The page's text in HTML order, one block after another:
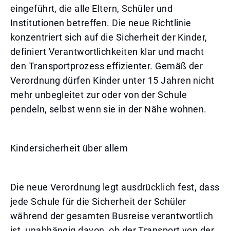
eingeführt, die alle Eltern, Schüler und
Institutionen betreffen. Die neue Richtlinie
konzentriert sich auf die Sicherheit der Kinder,
definiert Verantwortlichkeiten klar und macht
den Transportprozess effizienter. Gemäß der
Verordnung dürfen Kinder unter 15 Jahren nicht
mehr unbegleitet zur oder von der Schule
pendeln, selbst wenn sie in der Nähe wohnen.
Kindersicherheit über allem
Die neue Verordnung legt ausdrücklich fest, dass
jede Schule für die Sicherheit der Schüler
während der gesamten Busreise verantwortlich